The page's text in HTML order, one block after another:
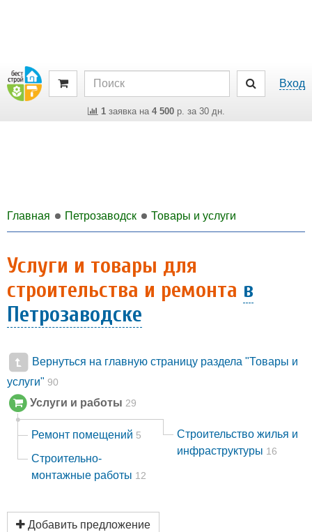
Вход
1заявка на 4 500р. за 30 дн.
Главная Петрозаводск Товары и услуги
Услуги и товары для
строительства и ремонта в
Петрозаводске
Вернуться на главную страницу раздела "Товары и
услуги" 90
Услуги и работы 29
Ремонт помещений 5
Строительно-
монтажные работы 12
Строительство жилья и
инфраструктуры 16
Добавить предложение